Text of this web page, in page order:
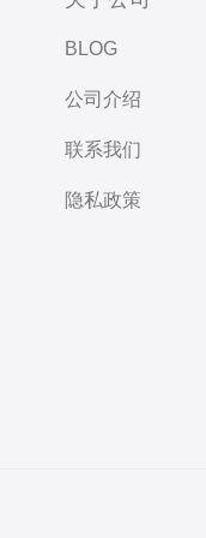
BLOG
公司介绍
联系我们
隐私政策